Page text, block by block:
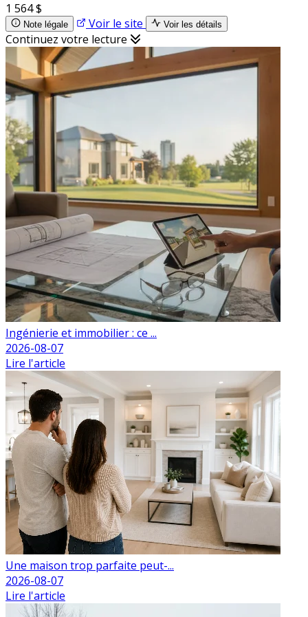
1 564 $
Note légale Voir le site Voir les détails
Continuez votre lecture
Ingénierie et immobilier : ce ...
2026-08-07
Lire l'article
Une maison trop parfaite peut-...
2026-08-07
Lire l'article